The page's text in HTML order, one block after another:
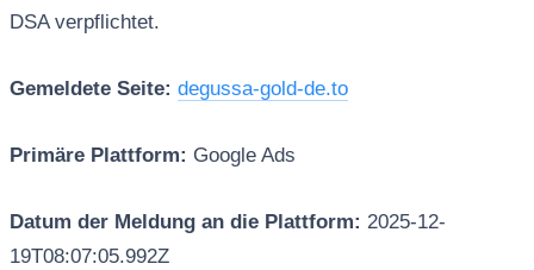
DSA verpflichtet.
Gemeldete Seite: degussa-gold-de.to
Primäre Plattform: Google Ads
Datum der Meldung an die Plattform: 2025-12-
19T08:07:05.992Z